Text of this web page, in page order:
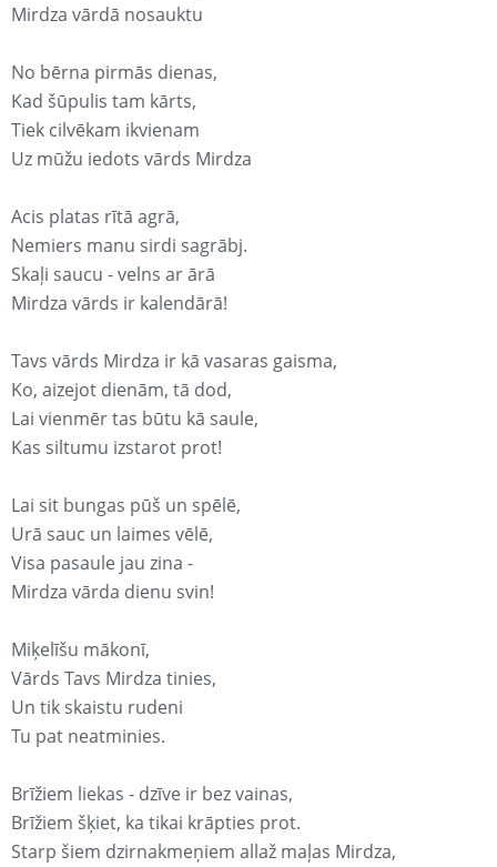
Mirdza vārdā nosauktu
No bērna pirmās dienas,
Kad šūpulis tam kārts,
Tiek cilvēkam ikvienam
Uz mūžu iedots vārds Mirdza
Acis platas rītā agrā,
Nemiers manu sirdi sagrābj.
Skaļi saucu - velns ar ārā
Mirdza vārds ir kalendārā!
Tavs vārds Mirdza ir kā vasaras gaisma,
Ko, aizejot dienām, tā dod,
Lai vienmēr tas būtu kā saule,
Kas siltumu izstarot prot!
Lai sit bungas pūš un spēlē,
Urā sauc un laimes vēlē,
Visa pasaule jau zina -
Mirdza vārda dienu svin!
Miķelīšu mākonī,
Vārds Tavs Mirdza tinies,
Un tik skaistu rudeni
Tu pat neatminies.
Brīžiem liekas - dzīve ir bez vainas,
Brīžiem šķiet, ka tikai krāpties prot.
Starp šiem dzirnakmeņiem allaž maļas Mirdza,